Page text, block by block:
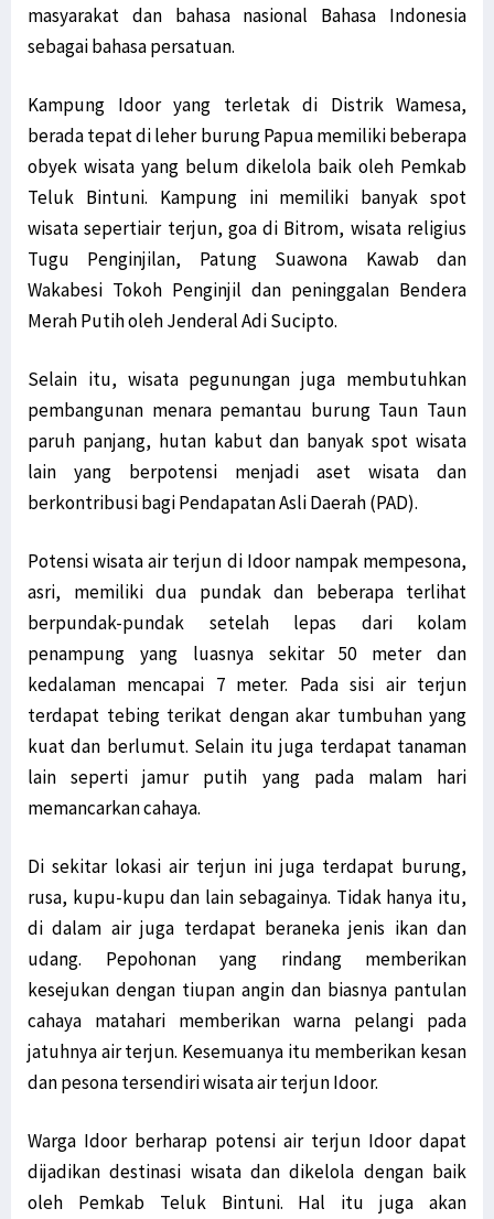
masyarakat dan bahasa nasional Bahasa Indonesia
sebagai bahasa persatuan.
Kampung Idoor yang terletak di Distrik Wamesa,
berada tepat di leher burung Papua memiliki beberapa
obyek wisata yang belum dikelola baik oleh Pemkab
Teluk Bintuni. Kampung ini memiliki banyak spot
wisata sepertiair terjun, goa di Bitrom, wisata religius
Tugu Penginjilan, Patung Suawona Kawab dan
Wakabesi Tokoh Penginjil dan peninggalan Bendera
Merah Putih oleh Jenderal Adi Sucipto.
Selain itu, wisata pegunungan juga membutuhkan
pembangunan menara pemantau burung Taun Taun
paruh panjang, hutan kabut dan banyak spot wisata
lain yang berpotensi menjadi aset wisata dan
berkontribusi bagi Pendapatan Asli Daerah (PAD).
Potensi wisata air terjun di Idoor nampak mempesona,
asri, memiliki dua pundak dan beberapa terlihat
berpundak-pundak setelah lepas dari kolam
penampung yang luasnya sekitar 50 meter dan
kedalaman mencapai 7 meter. Pada sisi air terjun
terdapat tebing terikat dengan akar tumbuhan yang
kuat dan berlumut. Selain itu juga terdapat tanaman
lain seperti jamur putih yang pada malam hari
memancarkan cahaya.
Di sekitar lokasi air terjun ini juga terdapat burung,
rusa, kupu-kupu dan lain sebagainya. Tidak hanya itu,
di dalam air juga terdapat beraneka jenis ikan dan
udang. Pepohonan yang rindang memberikan
kesejukan dengan tiupan angin dan biasnya pantulan
cahaya matahari memberikan warna pelangi pada
jatuhnya air terjun. Kesemuanya itu memberikan kesan
dan pesona tersendiri wisata air terjun Idoor.
Warga Idoor berharap potensi air terjun Idoor dapat
dijadikan destinasi wisata dan dikelola dengan baik
oleh Pemkab Teluk Bintuni. Hal itu juga akan